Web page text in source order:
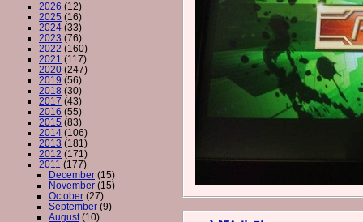
2026 (12)
2025 (16)
2024 (33)
2023 (76)
2022 (160)
2021 (117)
2020 (247)
2019 (56)
2018 (30)
2017 (43)
2016 (55)
2015 (83)
2014 (106)
2013 (181)
2012 (171)
2011 (177)
December (15)
November (15)
October (27)
September (9)
August(10)